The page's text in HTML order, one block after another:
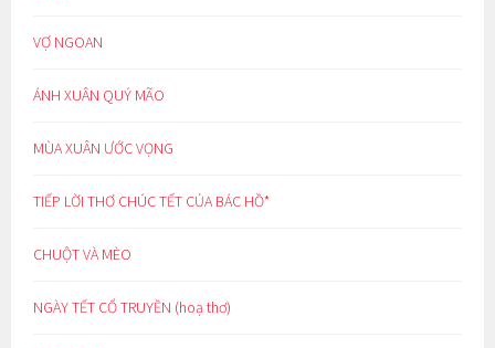
VỢ NGOAN
ÁNH XUÂN QUÝ MÃO
MÙA XUÂN ƯỚC VỌNG
TIẾP LỜI THƠ CHÚC TẾT CỦA BÁC HỒ*
CHUỘT VÀ MÈO
NGÀY TẾT CỔ TRUYỀN (hoạ thơ)